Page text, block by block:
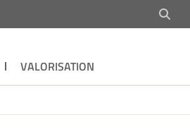
VALORISATION